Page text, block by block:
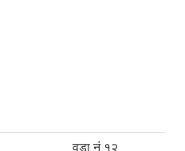
वडा नं १२